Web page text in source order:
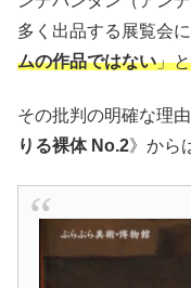
多く出品する展覧会
ムの作品ではない」
その批判の明確な理
りる裸体 No.2》から